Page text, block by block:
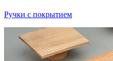
Ручки с покрытием